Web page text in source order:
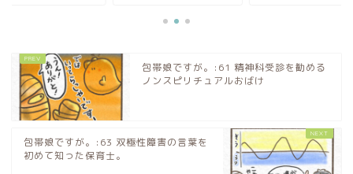
包帯娘ですが。:61 精神科受診を勧める
ノンスピリチュアルおばけ
包帯娘ですが。:63 双極性障害の言葉を
初めて知った保育士。